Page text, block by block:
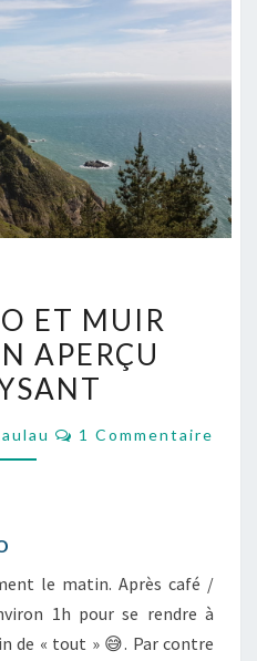
ET
MUIR
BEACH,
APERÇU
ET MUIR
APERÇU
Commentaires
1 Commentaire
le matin. Après café /
1h pour se rendre à
de « tout » 😅. Par contre